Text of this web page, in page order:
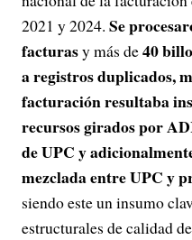
2021 y 2024. Se
facturasy más de40
a registros duplicados,
facturación resultaba
recursos girados por
de UPC y
mezclada entre UPC y
siendo este un insumo
estructurales de calidad